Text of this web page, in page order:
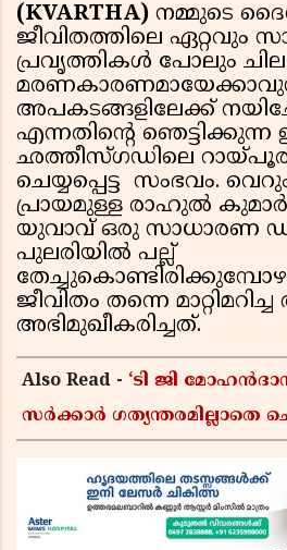
(KVARTHA) നമ്മുടെ
ജീവിതത്തിലെ ഏറ്റവും
പ്രവൃത്തികൾ പോലും
അപകടങ്ങളിലേക്ക്
എന്നതിന്റെ
ഛത്തീസ്ഗഡിലെ
ചെയ്യപ്പെട്ട സംഭവം.
പ്രായമുള്ള രാഹുൽ
യുവാവ് ഒരു സാധാരണ
പുലരിയിൽ പല്ല്
ജീവിതം തന്നെ
അഭിമുഖീകരിച്ചത്.
Also Read - ‘ടി ജി
സർക്കാർ
ജയരാജൻ